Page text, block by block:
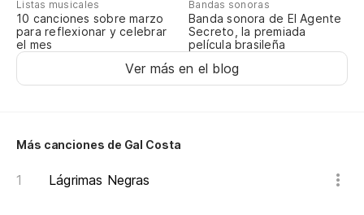
Listas musicales
10 canciones sobre marzo
para reflexionar y celebrar
el mes
Bandas sonoras
Banda sonora de El Agente
Secreto, la premiada
película brasileña
Ver más en el blog
Más canciones de Gal Costa
Lágrimas Negras